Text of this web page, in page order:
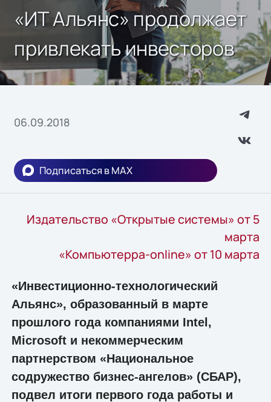
«ИТ Альянс» продолжает
привлекать инвесторов
06.09.2018
Подписаться в MAX
Издательство «Открытые системы» от 5
марта
«Компьютерра-online» от 10 марта
«Инвестиционно-технологический
Альянс», образованный в марте
прошлого года компаниями Intel,
Microsoft и некоммерческим
партнерством «Национальное
содружество бизнес-ангелов» (СБАР),
подвел итоги первого года работы и